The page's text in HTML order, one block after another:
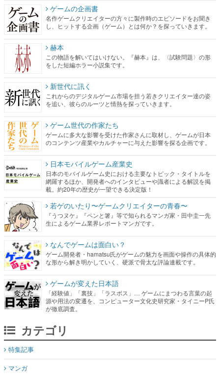
ゲームの企画書
名作ゲームクリエイターの方々に製作時のエピソードをお聞き
し、ヒットする企画（ゲーム）とは何か？を探っていきます。
赫本
この物語を解いてはいけない。『赫本』は、〈試験問題〉の形
をした短編ホラー小説集です。
新世代に訊く
これからのデジタルゲーム市場を担う若きクリエイター達の姿
を追い、彼らのルーツと情熱を探っていきます。
ゲーム世代の作家たち
ゲームに多大な影響を受けた作家さんに取材し、ゲームが日本
のコンテンツ産業やカルチャーに与えた影響を探る企画です。
日本モバイルゲーム産業史
日本のモバイルゲーム史における主要なトピック・タイトルを
網羅するほか、開発者へのインタビューや識者による解説を掲
載。約20年の歴史が一望できる決定版！
若ゲのいたり〜ゲームクリエイターの青春〜
『うつヌケ』『ペンと箸』等で知られるマンガ家・田中圭一先
生によるゲーム業界レポートマンガです。
なんでゲームは面白い？
ゲーム開発者・hamatsu氏がゲームの魅力を画面や操作の具体的
な形から解き明かしていく、硬派で骨太な評論連載です。
ゲームが変えた日本語
「経験値」「裏技」「ラスボス」… ゲームにまつわる言葉の起
源や用法の変遷を、コンピューター文化史研究家・タイニーP氏
が徹底調査。
カテゴリ
特集記事
マンガ